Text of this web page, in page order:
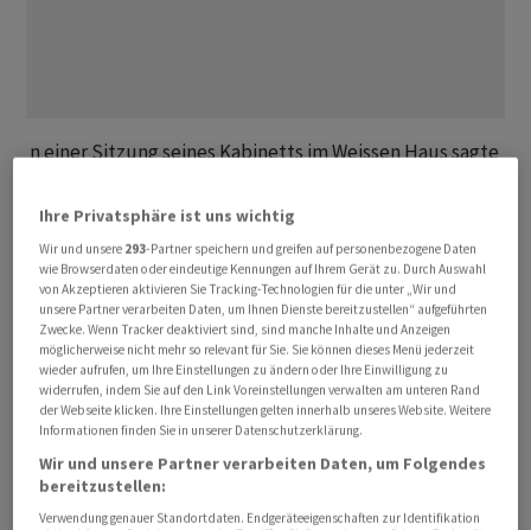
n einer Sitzung seines Kabinetts im Weissen Haus sagte
wollen unbedingt ein Abkommen schliessen.» Die US-
Regierung sei damit aber noch nicht «zufrieden». Trump
erneuerte die Drohung, dass man entweder einen Deal
abschliessen oder weiter kämpfen werde - er sprach
davon, dann «die Sache zu Ende» zu bringen.
Damit ist weiterhin unklar, ob es zu einem
Rahmenabkommen zwischen dem Iran und den USA
Hoffnungen auf eine schnelle Einigung geweckt, diese
aber später wieder etwas gedämpft, indem er sagte,
Ihre Privatsphäre ist uns wichtig
Wir und unsere 293-Partner speichern und greifen auf personenbezogene Daten
wie Browserdaten oder eindeutige Kennungen auf Ihrem Gerät zu. Durch Auswahl
von Akzeptieren aktivieren Sie Tracking-Technologien für die unter „Wir und
unsere Partner verarbeiten Daten, um Ihnen Dienste bereitzustellen“ aufgeführten
Zwecke. Wenn Tracker deaktiviert sind, sind manche Inhalte und Anzeigen
möglicherweise nicht mehr so relevant für Sie. Sie können dieses Menü jederzeit
wieder aufrufen, um Ihre Einstellungen zu ändern oder Ihre Einwilligung zu
widerrufen, indem Sie auf den Link Voreinstellungen verwalten am unteren Rand
der Webseite klicken. Ihre Einstellungen gelten innerhalb unseres Website. Weitere
Informationen finden Sie in unserer Datenschutzerklärung.
Wir und unsere Partner verarbeiten Daten, um Folgendes
bereitzustellen:
Verwendung genauer Standortdaten. Endgeräteeigenschaften zur Identifikation